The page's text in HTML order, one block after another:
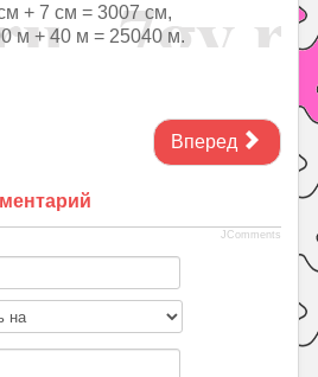
+ 7 см = 3007 см,
м + 40 м = 25040 м.
Вперед
JComments